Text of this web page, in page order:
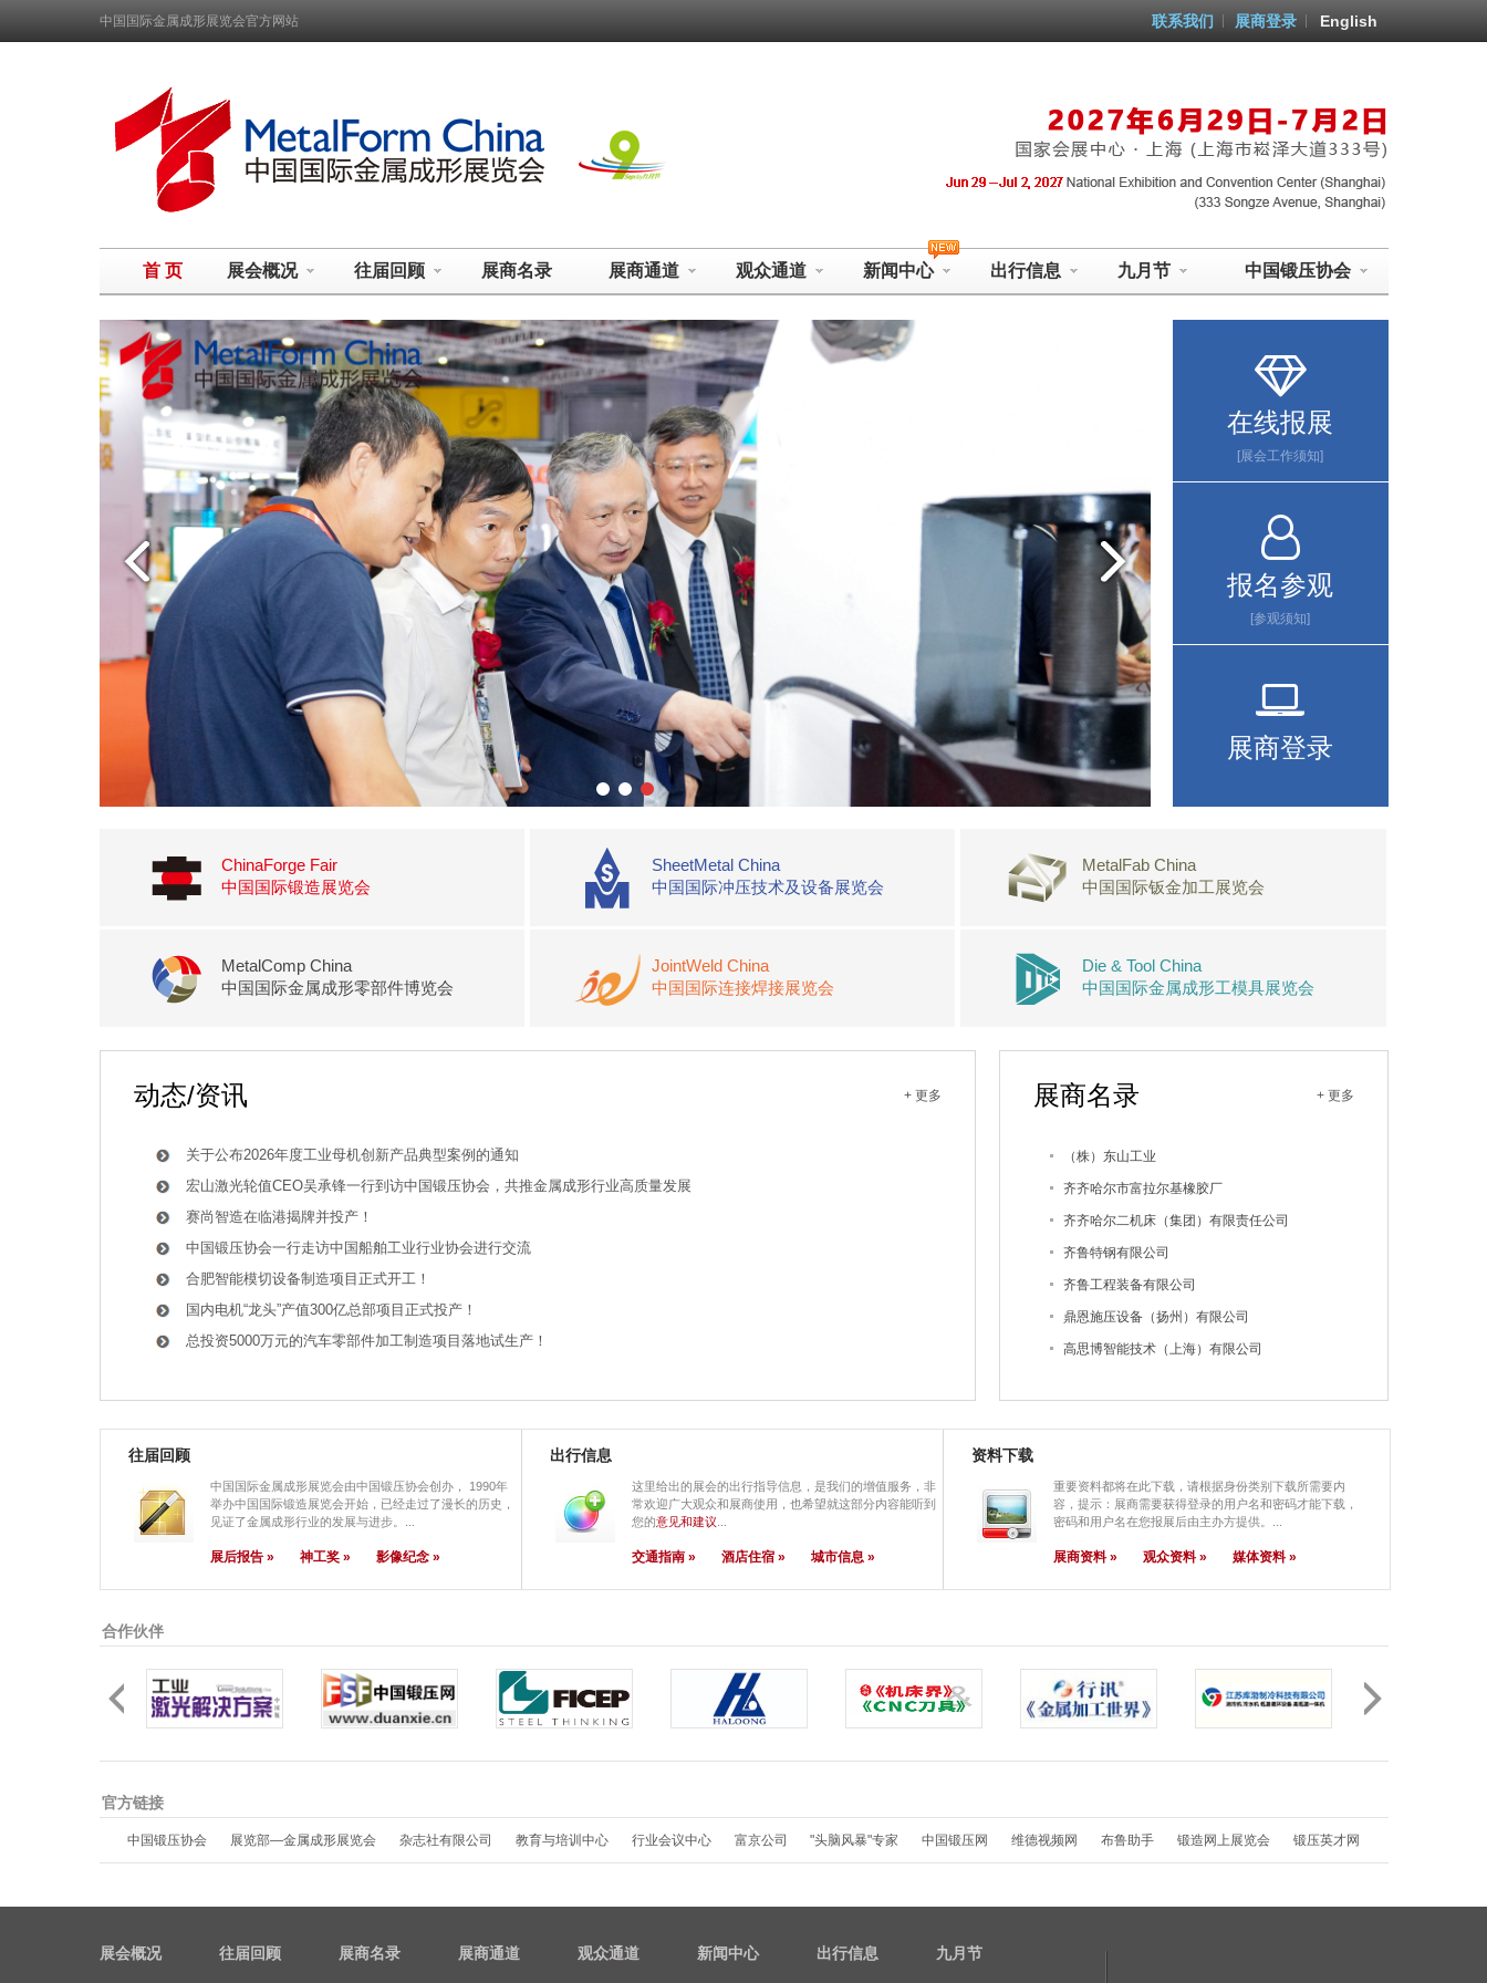
中国国际金属成形展览会官方网站 English
展商登录
联系我们
首 页 展会概况 往届回顾 展商名录 展商通道 观众通道 新闻中心 出行信息 九月节 中国锻压协会
在线报展
[展会工作须知]
报名参观
[参观须知]
展商登录
ChinaForge Fair
中国国际锻造展览会
SheetMetal China
中国国际冲压技术及设备展览会
MetalFab China
中国国际钣金加工展览会
MetalComp China
中国国际金属成形零部件博览会
JointWeld China
中国国际连接焊接展览会
Die & Tool China
中国国际金属成形工模具展览会
动态/资讯 + 更多
关于公布2026年度工业母机创新产品典型案例的通知
宏山激光轮值CEO吴承锋一行到访中国锻压协会，共推金属成形行业高质量发展
赛尚智造在临港揭牌并投产！
中国锻压协会一行走访中国船舶工业行业协会进行交流
合肥智能模切设备制造项目正式开工！
国内电机“龙头”产值300亿总部项目正式投产！
总投资5000万元的汽车零部件加工制造项目落地试生产！
展商名录 + 更多
（株）东山工业
齐齐哈尔市富拉尔基橡胶厂
齐齐哈尔二机床（集团）有限责任公司
齐鲁特钢有限公司
齐鲁工程装备有限公司
鼎恩施压设备（扬州）有限公司
高思博智能技术（上海）有限公司
高丽精密工业株式会社
马鞍山市沪东重工机械制造有限公司
鞍山太阳锻造实业有限公司
鞍山嘉阳重工科技有限公司
青岛静科环保技术有限公司
青岛鑫岳丰石墨有限公司
青岛金宏丰精密制造有限公司
往届回顾
中国国际金属成形展览会由中国锻压协会创办， 1990年
举办中国国际锻造展览会开始，已经走过了漫长的历史，
见证了金属成形行业的发展与进步。...
展后报告 » 神工奖 » 影像纪念 »
出行信息
这里给出的展会的出行指导信息，是我们的增值服务，非
常欢迎广大观众和展商使用，也希望就这部分内容能听到
您的意见和建议
交通指南 » 酒店住宿 » 城市信息 »
资料下载
重要资料都将在此下载，请根据身份类别下载所需要内
容，提示：展商需要获得登录的用户名和密码才能下载，
密码和用户名在您报展后由主办方提供。...
展商资料 » 观众资料 » 媒体资料 »
合作伙伴
官方链接
中国锻压协会 展览部—金属成形展览会 杂志社有限公司 教育与培训中心 行业会议中心 富京公司 "头脑风暴"专家 中国锻压网 维德视频网 布鲁助手 锻造网上展览会 锻压英才网
展会概况 往届回顾 展商名录 展商通道 观众通道 新闻中心 出行信息 九月节